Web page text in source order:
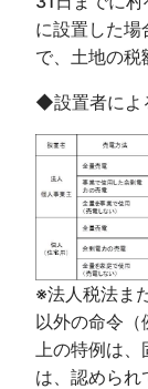
に設置した
で、土地の税
◆設置者によ
※法人税法ま
以外の命令
上の特例は
は、認めら